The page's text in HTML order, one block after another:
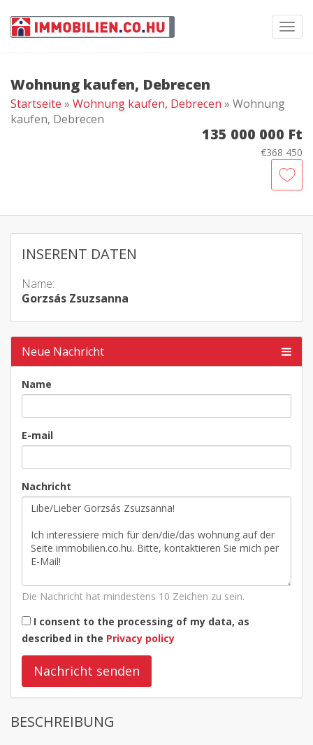
Wohnung kaufen, Debrecen
Startseite » Wohnung kaufen, Debrecen » Wohnung
kaufen, Debrecen
135 000 000 Ft
€368 450
INSERENT DATEN
Name:
Gorzsás Zsuzsanna
Neue Nachricht
Name
E-mail
Nachricht
Die Nachricht hat mindestens 10 Zeichen zu sein.
I consent to the processing of my data, as
described in the Privacy policy
Nachricht senden
BESCHREIBUNG